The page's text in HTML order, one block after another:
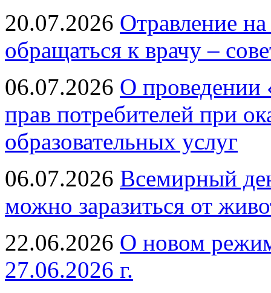
20.07.2026 Отравление
обращаться к врачу –
06.07.2026 О проведении
прав потребителей при
образовательных услуг
06.07.2026 Всемирный
можно заразиться от
22.06.2026 О новом
27.06.2026 г.